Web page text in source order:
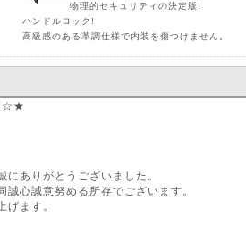
物理的セキュリティの決定版!
ハンドルロック!
高級感のある革調仕様で内装を傷つけません。
にありがとうございました。
心誠意努める所存でございます。
げます。